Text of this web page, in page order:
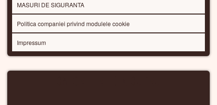
MASURI DE SIGURANTA
Politica companiei privind modulele cookie
Impressum